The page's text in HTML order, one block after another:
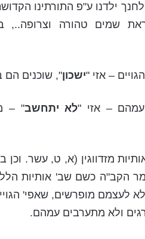
ילדנו ע"פ התורתינו
שמים טהורה וצרופה..,
– אזי "ישכון", שוכנים הם
– אזי "לא יתחשב" –
מזדווגין (א, ט, עשר. וכן
הקב"ה כשם שב' אותיות הללו
לעצמם מופרשים, שאפי'
ולא מתערבים עמהם.